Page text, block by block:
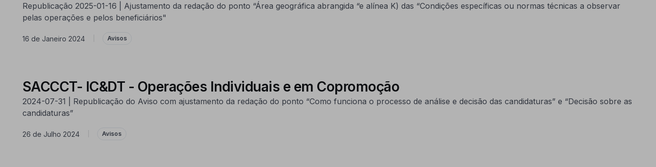
Republicação 2025-01-16 | Ajustamento da redação do ponto “Área geográfica abrangida “e alínea K) das “Condições específicas ou normas técnicas a observar
pelas operações e pelos beneficiários"
16 de Janeiro 2024 Avisos
SACCCT- IC&DT - Operações Individuais e em Copromoção
2024-07-31 | Republicação do Aviso com ajustamento da redação do ponto “Como funciona o processo de análise e decisão das candidaturas” e “Decisão sobre as
candidaturas”
26 de Julho 2024 Avisos